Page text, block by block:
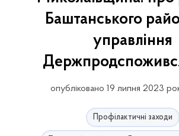
Баштанського
управління
опубліковано 19 липня 2023
Профілактичні заходи